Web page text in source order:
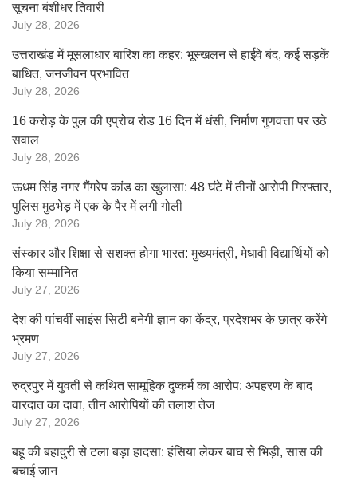
सूचना बंशीधर तिवारी
July 28, 2026
उत्तराखंड में मूसलाधार बारिश का कहर: भूस्खलन से हाईवे बंद, कई सड़कें
बाधित, जनजीवन प्रभावित
July 28, 2026
16 करोड़ के पुल की एप्रोच रोड 16 दिन में धंसी, निर्माण गुणवत्ता पर उठे
सवाल
July 28, 2026
ऊधम सिंह नगर गैंगरेप कांड का खुलासा: 48 घंटे में तीनों आरोपी गिरफ्तार,
पुलिस मुठभेड़ में एक के पैर में लगी गोली
July 28, 2026
संस्कार और शिक्षा से सशक्त होगा भारत: मुख्यमंत्री, मेधावी विद्यार्थियों को
किया सम्मानित
July 27, 2026
देश की पांचवीं साइंस सिटी बनेगी ज्ञान का केंद्र, प्रदेशभर के छात्र करेंगे
भ्रमण
July 27, 2026
रुद्रपुर में युवती से कथित सामूहिक दुष्कर्म का आरोप: अपहरण के बाद
वारदात का दावा, तीन आरोपियों की तलाश तेज
July 27, 2026
बहू की बहादुरी से टला बड़ा हादसा: हंसिया लेकर बाघ से भिड़ी, सास की
बचाई जान